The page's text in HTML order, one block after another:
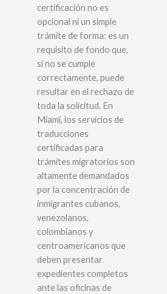
certificación no es
opcional ni un simple
trámite de forma: es un
requisito de fondo que,
si no se cumple
correctamente, puede
resultar en el rechazo de
toda la solicitud. En
Miami, los servicios de
traducciones
certificadas para
trámites migratorios son
altamente demandados
por la concentración de
inmigrantes cubanos,
venezolanos,
colombianos y
centroamericanos que
deben presentar
expedientes completos
ante las oficinas de